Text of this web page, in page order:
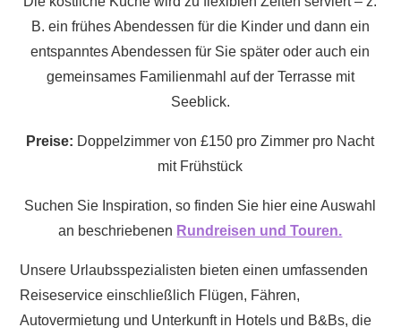
B. ein frühes Abendessen für die Kinder und dann ein
entspanntes Abendessen für Sie später oder auch ein
gemeinsames Familienmahl auf der Terrasse mit
Seeblick.
Preise: Doppelzimmer von £150 pro Zimmer pro Nacht
mit Frühstück
Suchen Sie Inspiration, so finden Sie hier eine Auswahl
an beschriebenen Rundreisen und Touren.
Unsere Urlaubsspezialisten bieten einen umfassenden
Reiseservice einschließlich Flügen, Fähren,
Autovermietung und Unterkunft in Hotels und B&Bs, die